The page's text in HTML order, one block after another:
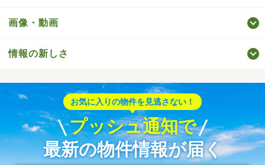
画像・動画
情報の新しさ
お気に入りの物件を見逃さない！
プッシュ通知で
最新の物件情報が届く